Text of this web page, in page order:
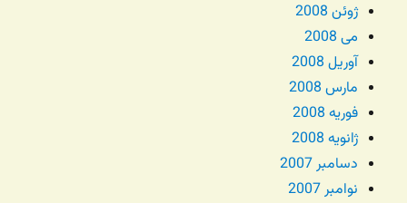
ژوئن 2008
می 2008
آوریل 2008
مارس 2008
فوریه 2008
ژانویه 2008
دسامبر 2007
نوامبر 2007